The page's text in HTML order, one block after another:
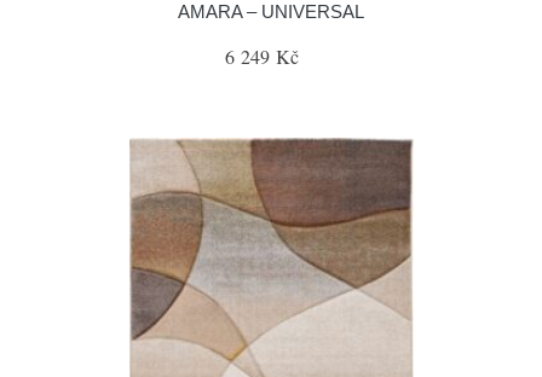
AMARA – UNIVERSAL
6 249 Kč